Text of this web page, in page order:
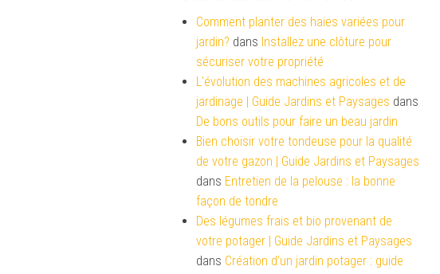
Comment planter des haies variées pour
jardin? dans Installez une clôture pour
sécuriser votre propriété
L'évolution des machines agricoles et de
jardinage | Guide Jardins et Paysages dans
De bons outils pour faire un beau jardin
Bien choisir votre tondeuse pour la qualité
de votre gazon | Guide Jardins et Paysages
dans Entretien de la pelouse : la bonne
façon de tondre
Des légumes frais et bio provenant de
votre potager | Guide Jardins et Paysages
dans Création d’un jardin potager : guide